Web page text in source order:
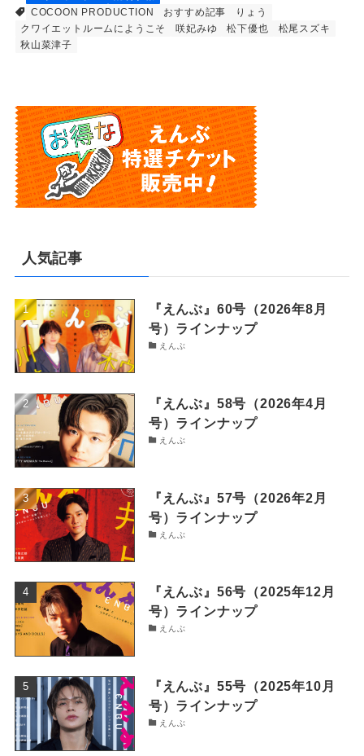
COCOON PRODUCTION
おすすめ記事
りょう
クワイエットルームにようこそ
咲妃みゆ 松下優也
松尾スズキ
秋山菜津子
人気記事
『えんぶ』60号（2026年8月
号）ラインナップ
えんぶ
『えんぶ』58号（2026年4月
号）ラインナップ
えんぶ
『えんぶ』57号（2026年2月
号）ラインナップ
えんぶ
『えんぶ』56号（2025年12月
号）ラインナップ
えんぶ
『えんぶ』55号（2025年10月
号）ラインナップ
えんぶ